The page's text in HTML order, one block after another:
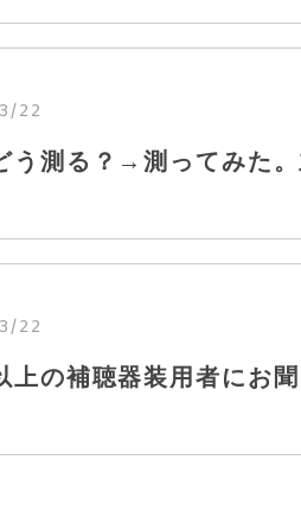
22
う測る？→測ってみた
22
上の補聴器装用者にお